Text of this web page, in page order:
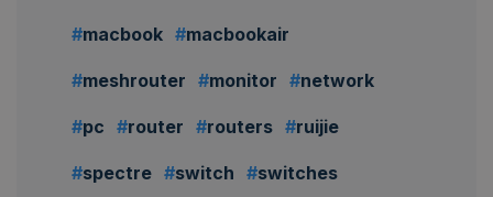
macbook macbookair
meshrouter monitor network
pc router routers ruijie
spectre switch switches